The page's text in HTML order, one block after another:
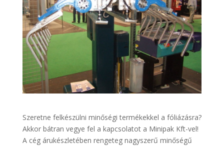
Szeretne felkészülni minőségi termékekkel a fóliázásra?
Akkor bátran vegye fel a kapcsolatot a Minipak Kft-vel!
A cég árukészletében rengeteg nagyszerű minőségű